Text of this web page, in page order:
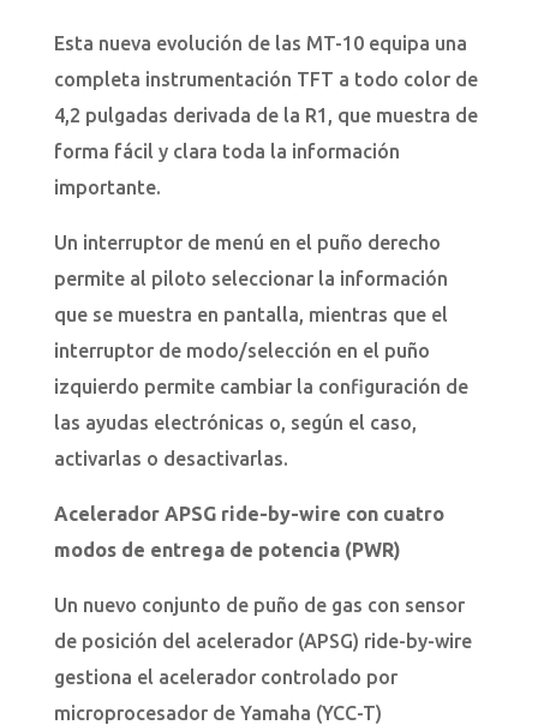
Esta nueva evolución de las MT-10 equipa una
completa instrumentación TFT a todo color de
4,2 pulgadas derivada de la R1, que muestra de
forma fácil y clara toda la información
importante.
Un interruptor de menú en el puño derecho
permite al piloto seleccionar la información
que se muestra en pantalla, mientras que el
interruptor de modo/selección en el puño
izquierdo permite cambiar la configuración de
las ayudas electrónicas o, según el caso,
activarlas o desactivarlas.
Acelerador APSG ride-by-wire con cuatro
modos de entrega de potencia (PWR)
Un nuevo conjunto de puño de gas con sensor
de posición del acelerador (APSG) ride-by-wire
gestiona el acelerador controlado por
microprocesador de Yamaha (YCC-T)